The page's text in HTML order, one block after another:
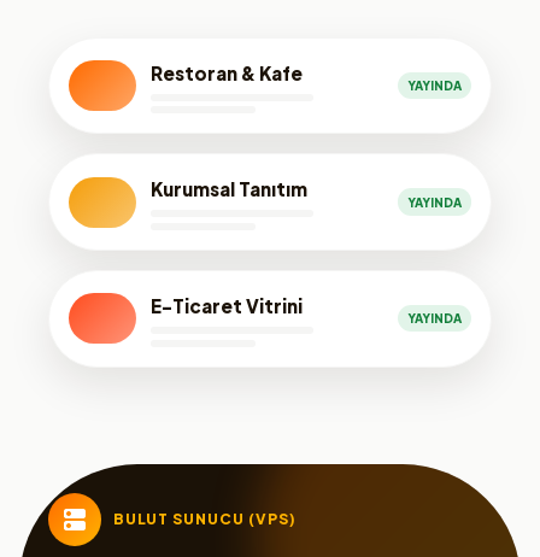
Restoran & Kafe
YAYINDA
Kurumsal Tanıtım
YAYINDA
E-Ticaret Vitrini
YAYINDA
BULUT SUNUCU (VPS)